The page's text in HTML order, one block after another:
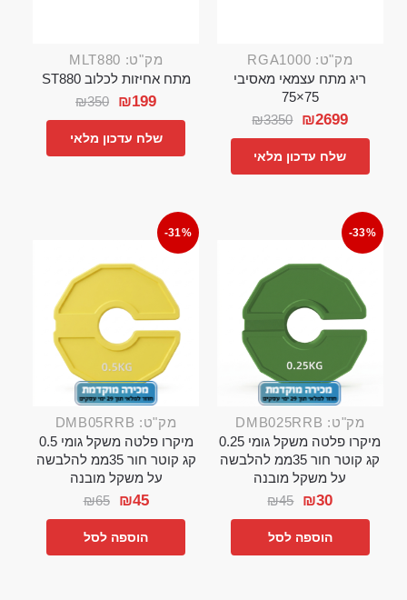
מק"ט: RGA1000
ריג מתח עצמאי מאסיבי
75×75
₪3350 ₪2699
שלח עדכון מלאי
מק"ט: MLT880
מתח אחיזות לכלוב ST880
₪350 ₪199
שלח עדכון מלאי
-33%
מק"ט: DMB025RRB
מיקרו פלטה משקל גומי 0.25
קג קוטר חור 35ממ להלבשה
על משקל מובנה
₪45 ₪30
הוספה לסל
-31%
מק"ט: DMB05RRB
מיקרו פלטה משקל גומי 0.5
קג קוטר חור 35ממ להלבשה
על משקל מובנה
₪65 ₪45
הוספה לסל